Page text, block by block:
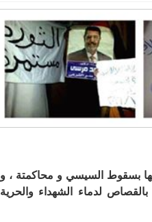
بسقوط السيسي و محاكمتة ، و
بالقصاص لدماء الشهداء والحرية